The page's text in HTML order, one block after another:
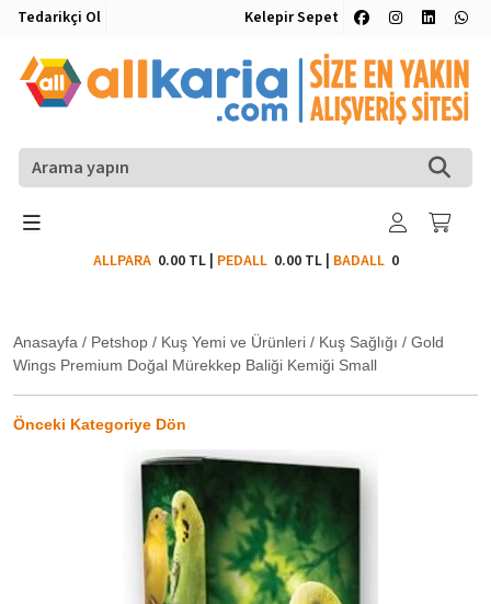
Tedarikçi Ol Kelepir Sepet
ALLPARA 0.00 TL| PEDALL 0.00 TL| BADALL0
Anasayfa / Petshop / Kuş Yemi ve Ürünleri / Kuş Sağlığı / Gold
Wings Premium Doğal Mürekkep Baliği Kemiği Small
Önceki Kategoriye Dön